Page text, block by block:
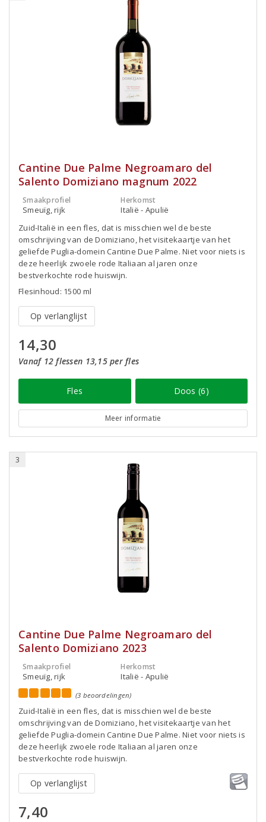
Cantine Due Palme Negroamaro del
Salento Domiziano magnum 2022
Smaakprofiel
Smeuïg, rijk
Herkomst
Italië - Apulië
Zuid-Italië in een fles, dat is misschien wel de beste
omschrijving van de Domiziano, het visitekaartje van het
geliefde Puglia-domein Cantine Due Palme. Niet voor niets is
deze heerlijk zwoele rode Italiaan al jaren onze
bestverkochte rode huiswijn.
Flesinhoud: 1500 ml
Op verlanglijst
14,30
Vanaf 12 flessen 13,15 per fles
Fles Doos (6)
Meer informatie
3
Cantine Due Palme Negroamaro del
Salento Domiziano 2023
Smaakprofiel
Smeuïg, rijk
Herkomst
Italië - Apulië
(3 beoordelingen)
Zuid-Italië in een fles, dat is misschien wel de beste
omschrijving van de Domiziano, het visitekaartje van het
geliefde Puglia-domein Cantine Due Palme. Niet voor niets is
deze heerlijk zwoele rode Italiaan al jaren onze
bestverkochte rode huiswijn.
Op verlanglijst
7,40